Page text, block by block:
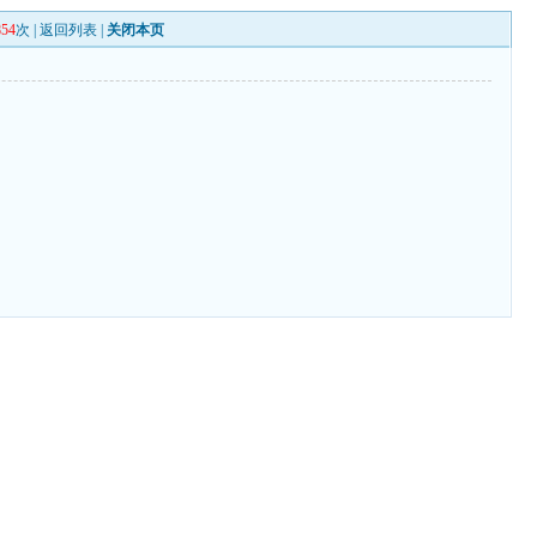
次 |返回列表 关闭本页